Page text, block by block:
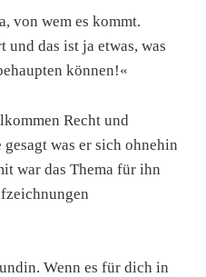
von wem es kommt.
das ist ja etwas, was
können!«
Recht und
was er sich ohnehin
war das Thema für ihn
Wenn es für dich in